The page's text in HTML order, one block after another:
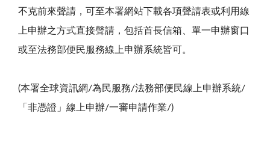
不克前來聲請，可至本署網站下載各項聲請表或利用線
上申辦之方式直接聲請，包括首長信箱、單一申辦窗口
或至法務部便民服務線上申辦系統皆可。
(本署全球資訊網/為民服務/法務部便民線上申辦系統/
「非憑證」線上申辦/一審申請作業/)